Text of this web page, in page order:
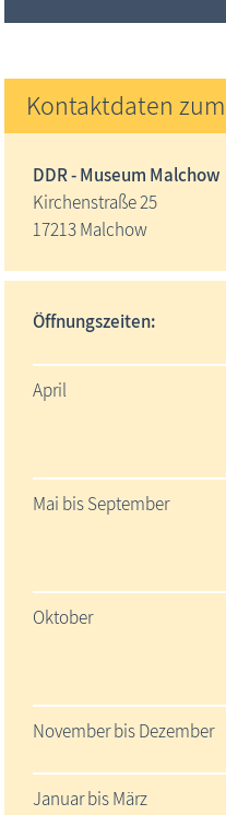
Kontaktdaten
DDR - Museum Malchow
Kirchenstraße 25
17213 Malchow
Öffnungszeiten:
April
Mai bis September
Oktober
November bis Dezember
Januar bis März